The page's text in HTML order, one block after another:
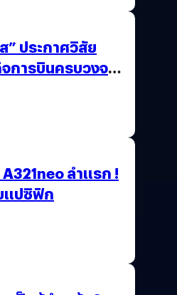
” ประกาศวิสัย
การบินครบวงจร
ลำแรก !
แปซิฟิก